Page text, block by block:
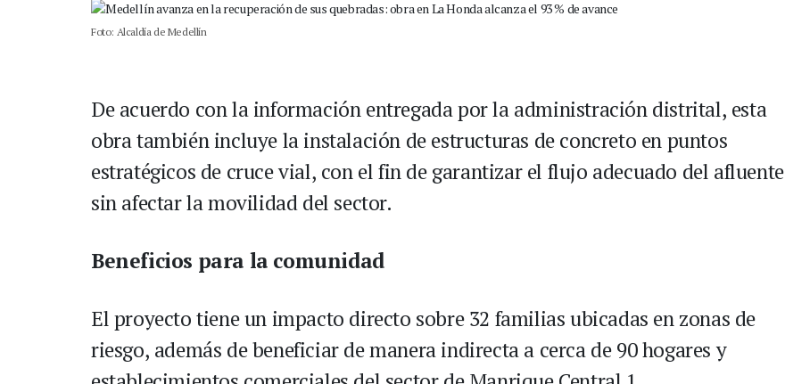
Foto: Alcaldía de Medellín
De acuerdo con la información entregada por la administración distrital, esta
obra también incluye la instalación de estructuras de concreto en puntos
estratégicos de cruce vial, con el fin de garantizar el flujo adecuado del afluente
sin afectar la movilidad del sector.
Beneficios para la comunidad
El proyecto tiene un impacto directo sobre 32 familias ubicadas en zonas de
riesgo, además de beneficiar de manera indirecta a cerca de 90 hogares y